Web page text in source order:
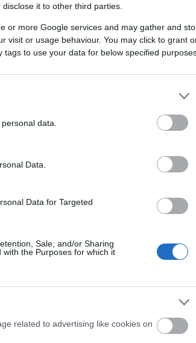
it to other third parties.
or more Google services and may gather and
visit or usage behaviour. You may click to grant
to use your data for below specified
data.
Data.
Data for Targeted
Sale, and/or Sharing
the Purposes for which it
related to advertising like cookies on
hírek
Egyetem
építési szakasz indult